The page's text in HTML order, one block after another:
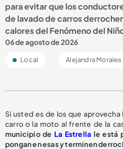
para evitar que los
de lavado de carros
calores del Fenómeno del
06 de agosto de 2026
Local Alejandra Morales
Si usted es de los que
carro o la moto al frente de la
municipio de La Estrella le está
pongan en esas y terminen